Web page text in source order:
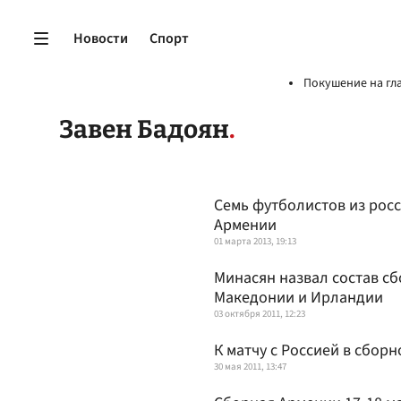
Новости Спорт
Покушение на
Завен Бадоян
Семь футболистов из
Армении
01 марта 2013, 19:13
Минасян назвал состав
Македонии и Ирландии
03 октября 2011, 12:23
К матчу с Россией в
30 мая 2011, 13:47